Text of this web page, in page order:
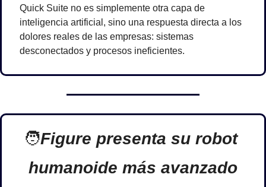
Quick Suite no es simplemente otra capa de
inteligencia artificial, sino una respuesta directa a los
dolores reales de las empresas: sistemas
desconectados y procesos ineficientes.
🧑Figure presenta su robot
humanoide más avanzado